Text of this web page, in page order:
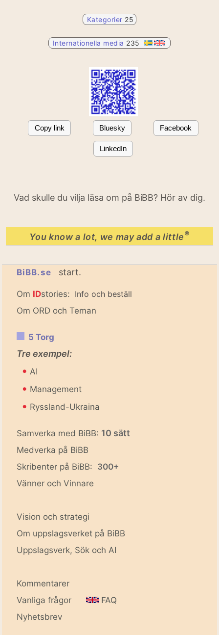
Kategorier 25
Internationella media 235
Copy link Bluesky Facebook
LinkedIn
Vad skulle du vilja läsa om på BiBB? Hör av dig.
You know a lot, we may add a little®
BiBB.se start.
Om IDstories: Info och beställ
Om ORD och Teman
5 Torg
Tre exempel:
• AI
• Management
• Ryssland-Ukraina
Samverka med BiBB: 10 sätt
Medverka på BiBB
Skribenter på BiBB: 300+
Vänner och Vinnare
Vision och strategi
Om uppslagsverket på BiBB
Uppslagsverk, Sök och AI
Kommentarer
Vanliga frågor
FAQ
Nyhetsbrev